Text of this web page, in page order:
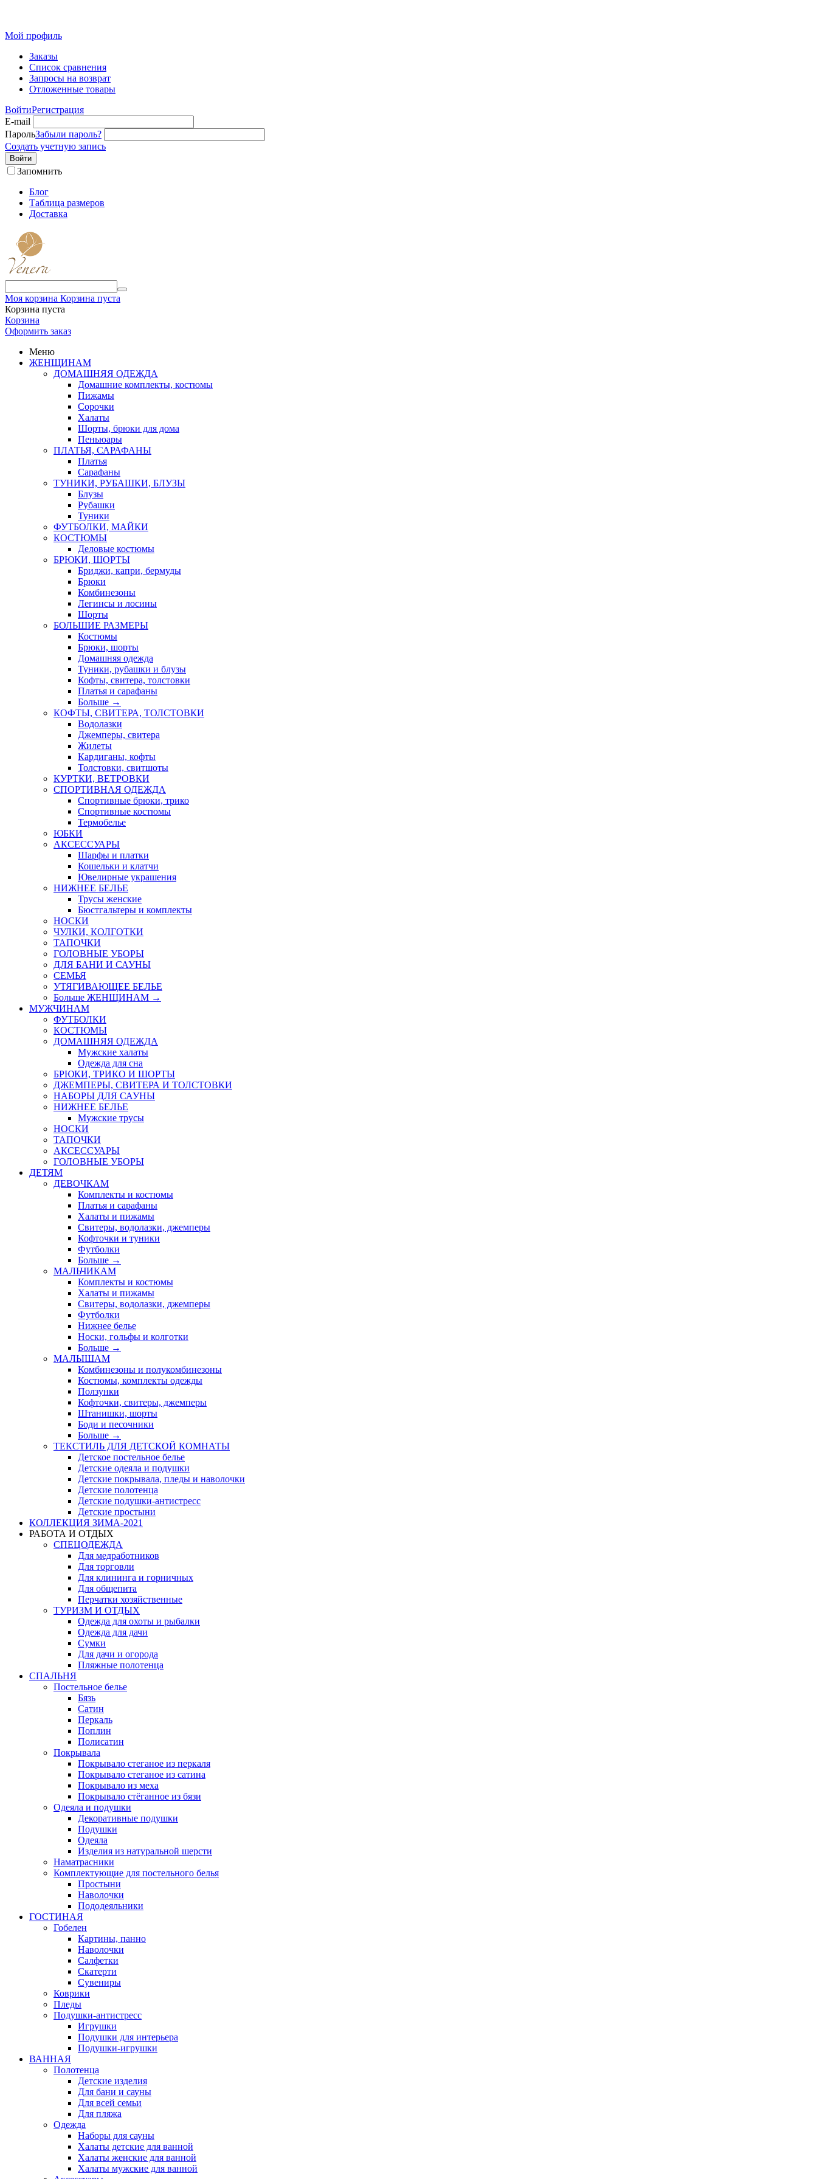
Мой профиль
Заказы
Список сравнения
Запросы на возврат
Отложенные товары
ВойтиРегистрация
E-mail
ПарольЗабыли пароль?
Создать учетную запись
Войти
Запомнить
Блог
Таблица размеров
Доставка
Моя корзина Корзина пуста
Корзина пуста
Корзина
Оформить заказ
Меню
ЖЕНЩИНАМ
ДОМАШНЯЯ ОДЕЖДА
Домашние комплекты, костюмы
Пижамы
Сорочки
Халаты
Шорты, брюки для дома
Пеньюары
ПЛАТЬЯ, САРАФАНЫ
Платья
Сарафаны
ТУНИКИ, РУБАШКИ, БЛУЗЫ
Блузы
Рубашки
Туники
ФУТБОЛКИ, МАЙКИ
КОСТЮМЫ
Деловые костюмы
БРЮКИ, ШОРТЫ
Бриджи, капри, бермуды
Брюки
Комбинезоны
Легинсы и лосины
Шорты
БОЛЬШИЕ РАЗМЕРЫ
Костюмы
Брюки, шорты
Домашняя одежда
Туники, рубашки и блузы
Кофты, свитера, толстовки
Платья и сарафаны
Больше →
КОФТЫ, СВИТЕРА, ТОЛСТОВКИ
Водолазки
Джемперы, свитера
Жилеты
Кардиганы, кофты
Толстовки, свитшоты
КУРТКИ, ВЕТРОВКИ
СПОРТИВНАЯ ОДЕЖДА
Спортивные брюки, трико
Спортивные костюмы
Термобелье
ЮБКИ
AКСЕССУАРЫ
Шарфы и платки
Кошельки и клатчи
Ювелирные украшения
НИЖНЕЕ БЕЛЬЕ
Трусы женские
Бюстгальтеры и комплекты
НОСКИ
ЧУЛКИ, КОЛГОТКИ
ТАПОЧКИ
ГОЛОВНЫЕ УБОРЫ
ДЛЯ БАНИ И САУНЫ
СЕМЬЯ
УТЯГИВАЮЩЕЕ БЕЛЬЕ
Больше ЖЕНЩИНАМ →
МУЖЧИНАМ
ФУТБОЛКИ
КОСТЮМЫ
ДОМАШНЯЯ ОДЕЖДА
Мужские халаты
Одежда для сна
БРЮКИ, ТРИКО И ШОРТЫ
ДЖЕМПЕРЫ, СВИТЕРА И ТОЛСТОВКИ
НАБОРЫ ДЛЯ САУНЫ
НИЖНЕЕ БЕЛЬЕ
Мужские трусы
НОСКИ
ТАПОЧКИ
АКСЕССУАРЫ
ГОЛОВНЫЕ УБОРЫ
ДЕТЯМ
ДЕВОЧКАМ
Комплекты и костюмы
Платья и сарафаны
Халаты и пижамы
Свитеры, водолазки, джемперы
Кофточки и туники
Футболки
Больше →
МАЛЬЧИКАМ
Комплекты и костюмы
Халаты и пижамы
Свитеры, водолазки, джемперы
Футболки
Нижнее белье
Носки, гольфы и колготки
Больше →
МАЛЫШАМ
Комбинезоны и полукомбинезоны
Костюмы, комплекты одежды
Ползунки
Кофточки, свитеры, джемперы
Штанишки, шорты
Боди и песочники
Больше →
ТЕКСТИЛЬ ДЛЯ ДЕТСКОЙ КОМНАТЫ
Детское постельное белье
Детские одеяла и подушки
Детские покрывала, пледы и наволочки
Детские полотенца
Детские подушки-антистресс
Детские простыни
КОЛЛЕКЦИЯ ЗИМА-2021
РАБОТА И ОТДЫХ
СПЕЦОДЕЖДА
Для медработников
Для торговли
Для клининга и горничных
Для общепита
Перчатки хозяйственные
ТУРИЗМ И ОТДЫХ
Одежда для охоты и рыбалки
Одежда для дачи
Сумки
Для дачи и огорода
Пляжные полотенца
СПАЛЬНЯ
Постельное белье
Бязь
Сатин
Перкаль
Поплин
Полисатин
Покрывала
Покрывало стеганое из перкаля
Покрывало стеганое из сатина
Покрывало из меха
Покрывало стёганное из бязи
Одеяла и подушки
Декоративные подушки
Подушки
Одеяла
Изделия из натуральной шерсти
Наматраcники
Комплектующие для постельного белья
Простыни
Наволочки
Пододеяльники
ГОСТИНАЯ
Гобелен
Картины, панно
Наволочки
Салфетки
Скатерти
Сувениры
Коврики
Пледы
Подушки-антистресс
Игрушки
Подушки для интерьера
Подушки-игрушки
ВАННАЯ
Полотенца
Детские изделия
Для бани и сауны
Для всей семьи
Для пляжа
Одежда
Наборы для сауны
Халаты детские для ванной
Халаты женские для ванной
Халаты мужские для ванной